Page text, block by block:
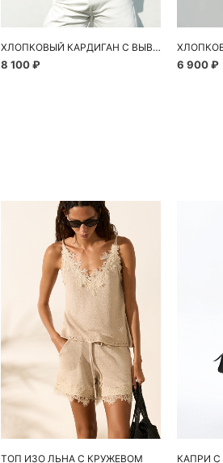
ХЛОПКОВЫЙ КАРДИГАН С ВЫВЯЗАННЫМИ РУКАВАМИ
8 100 ₽ 6 900 ₽
ТОП ИЗО ЛЬНА С КРУЖЕВОМ